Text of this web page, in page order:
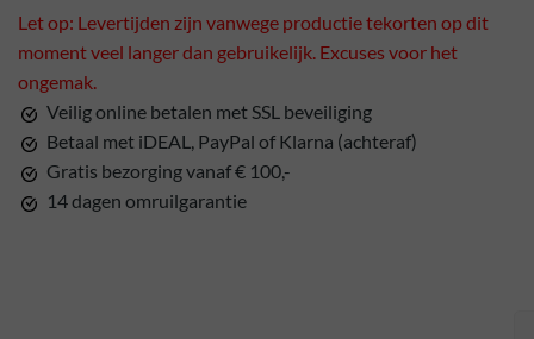
Let op: Levertijden zijn vanwege productie tekorten op dit
moment veel langer dan gebruikelijk. Excuses voor het
ongemak.
Veilig online betalen met SSL beveiliging
Betaal met iDEAL, PayPal of Klarna (achteraf)
Gratis bezorging vanaf € 100,-
14 dagen omruilgarantie